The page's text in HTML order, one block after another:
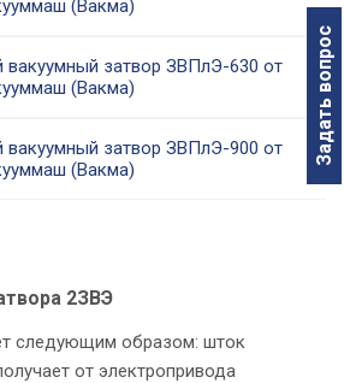
Задать вопрос
(Вакма)
вакуумный затвор ЗВПлЭ-630 от
(Вакма)
вакуумный затвор ЗВПлЭ-900 от
(Вакма)
2ЗВЭ
следующим образом: шток
от электропривода